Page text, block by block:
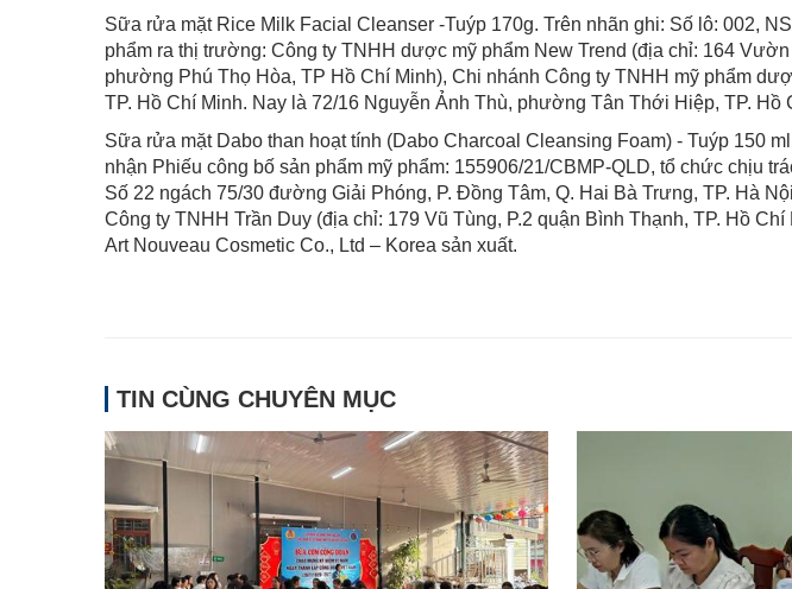
Sữa rửa mặt Rice Milk Facial Cleanser -Tuýp 170g. Trên nhãn ghi: Số lô: 002,
phẩm ra thị trường: Công ty TNHH dược mỹ phẩm New Trend (địa chỉ: 164
phường Phú Thọ Hòa, TP Hồ Chí Minh), Chi nhánh Công ty TNHH mỹ phẩm
TP. Hồ Chí Minh. Nay là 72/16 Nguyễn Ảnh Thù, phường Tân Thới Hiệp, TP. Hồ
Sữa rửa mặt Dabo than hoạt tính (Dabo Charcoal Cleansing Foam) - Tuýp 150
nhận Phiếu công bố sản phẩm mỹ phẩm: 155906/21/CBMP-QLD, tổ chức chịu
Số 22 ngách 75/30 đường Giải Phóng, P. Đồng Tâm, Q. Hai Bà Trưng, TP. Hà
Công ty TNHH Trần Duy (địa chỉ: 179 Vũ Tùng, P.2 quận Bình Thạnh, TP. Hồ
Art Nouveau Cosmetic Co., Ltd – Korea sản xuất.
TIN CÙNG CHUYÊN MỤC